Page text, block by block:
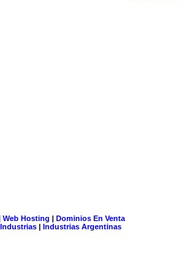
Web Hosting | Dominios En Venta
Industrias | Industrias Argentinas